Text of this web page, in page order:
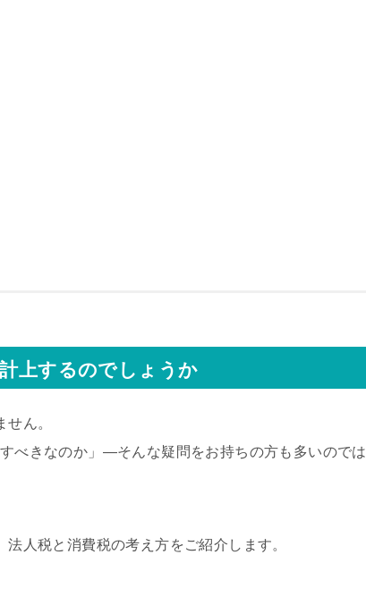
上するのでしょうか
ん。
べきなのか」—そんな疑問をお持ちの方も多いのでは
人税と消費税の考え方をご紹介します。